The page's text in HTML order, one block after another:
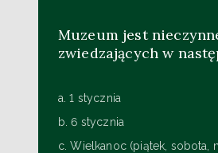
Muzeum jest
zwiedzających w
a. 1 stycznia
b. 6 stycznia
c. Wielkanoc (piątek, sobota,